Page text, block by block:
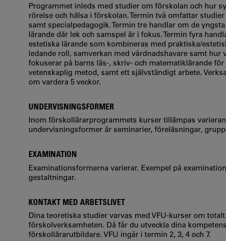
Programmet inleds med studier om förskolan och hur
rörelse och hälsa i förskolan. Termin två omfattar
samt specialpedagogik. Termin tre handlar om de
lärande där lek och samspel är i fokus. Termin fyra
estetiska lärande som kombineras med praktiska/
ledande roll, samverkan med vårdnadshavare samt hur
fokuserar på barns läs-, skriv- och matematiklärande
vetenskaplig metod, samt ett självständigt arbete.
om vardera 5 veckor.
UNDERVISNINGSFORMER
Inom förskollärarprogrammets kurser tillämpas
undervisningsformer är seminarier, föreläsningar,
EXAMINATION
Examinationsformerna varierar. Exempel på
gestaltningar.
KONTAKT MED ARBETSLIVET
Dina teoretiska studier varvas med VFU-kurser om
förskolverksamheten. Då får du utveckla dina
förskollärarutbildare. VFU ingår i termin 2, 3, 4 och 7.